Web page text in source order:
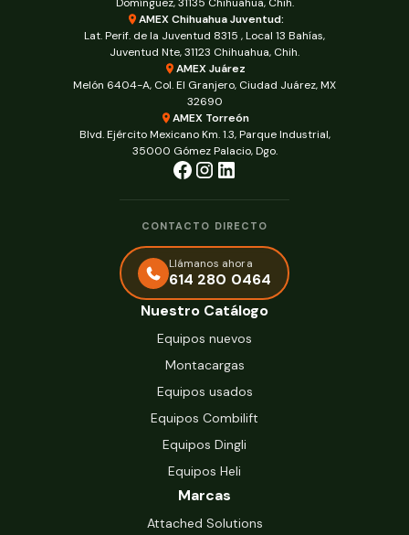
AMEX Chihuahua Juventud:
Lat. Perif. de la Juventud 8315 , Local 13 Bahías,
Juventud Nte, 31123 Chihuahua, Chih.
AMEX Juárez
Melón 6404-A, Col. El Granjero, Ciudad Juárez, MX
32690
AMEX Torreón
Blvd. Ejército Mexicano Km. 1.3, Parque Industrial,
35000 Gómez Palacio, Dgo.
CONTACTO DIRECTO
Llámanos ahora
614 280 0464
Nuestro Catálogo
Equipos nuevos
Montacargas
Equipos usados
Equipos Combilift
Equipos Dingli
Equipos Heli
Marcas
Attached Solutions